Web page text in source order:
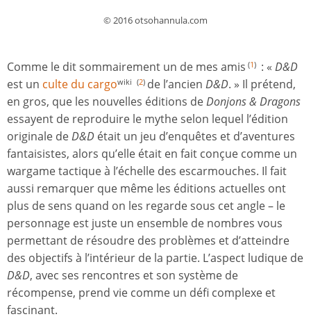
© 2016 otsohannula.com
Comme le dit sommairement un de mes amis (1) : « D&D
est un culte du cargowiki (2) de l’ancien D&D. » Il prétend,
en gros, que les nouvelles éditions deDonjons & Dragons
essayent de reproduire le mythe selon lequel l’édition
originale deD&D était un jeu d’enquêtes et d’aventures
fantaisistes, alors qu’elle était en fait conçue comme un
wargame tactique à l’échelle des escarmouches. Il fait
aussi remarquer que même les éditions actuelles ont
plus de sens quand on les regarde sous cet angle – le
personnage est juste un ensemble de nombres vous
permettant de résoudre des problèmes et d’atteindre
des objectifs à l’intérieur de la partie. L’aspect ludique de
D&D, avec ses rencontres et son système de
récompense, prend vie comme un défi complexe et
fascinant.